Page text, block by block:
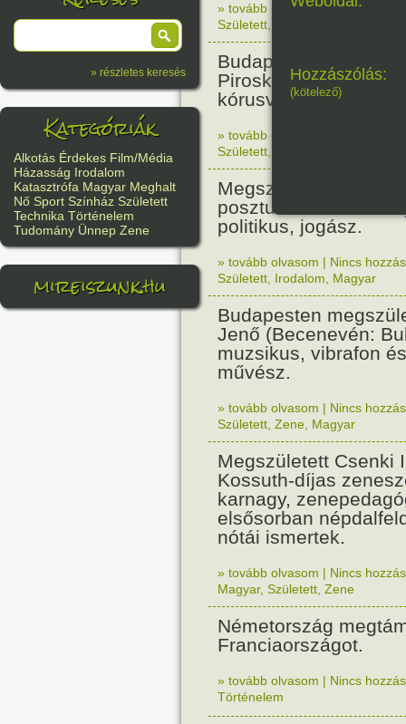
» részletes keresés
Kategóriák
Alkotás Érdekes Film/Média
Házasság Irodalom
Katasztrófa Magyar Meghalt
Nő Sport Színház Született
Technika Történelem
Tudomány Ünnep Zene
mireiszunk.hu
» tovább olvasom|Nincs
Született
Budapesten
Piroska
kórusvezető.
» tovább olvasom
Született
Megszületett Bibó
posztumusz
politikus, jogász.
» tovább olvasom | Nincs
Született Irodalom Magyar
Budapesten
Jenő (Becenevén:
muzsikus, vibrafon
művész.
» tovább olvasom | Nincs
Született Zene Magyar
Megszületett Csenki
Kossuth-díjas
karnagy,
elsősorban
nótái ismertek.
» tovább olvasom | Nincs
Magyar, Született Zene
Németország
Franciaországot.
» tovább olvasom | Nincs
Történelem
Hozzászólás:
(kötelező)